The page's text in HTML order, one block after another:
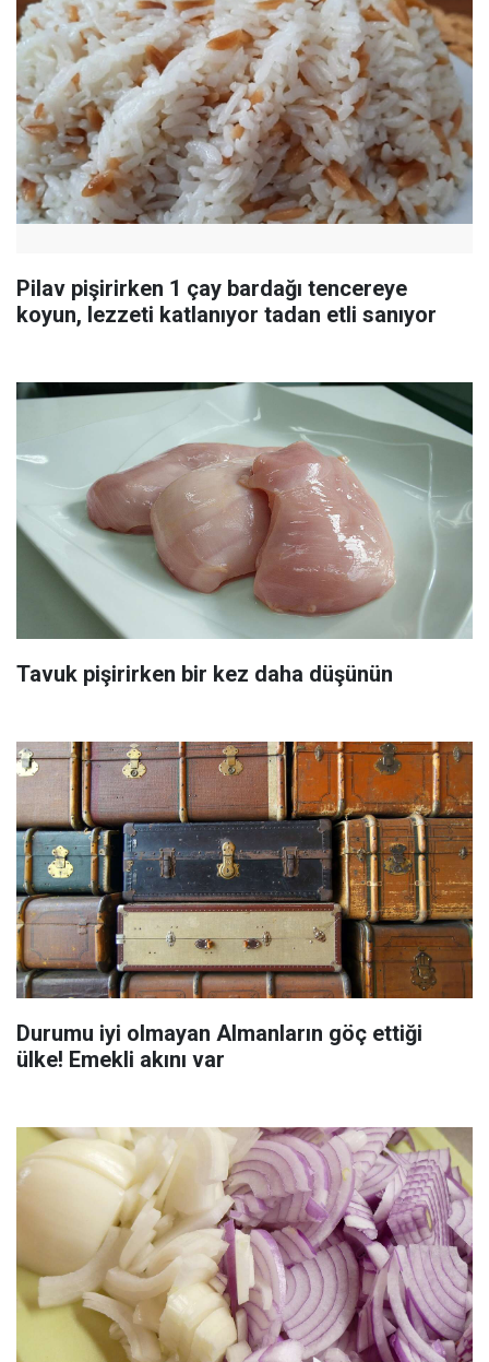
Pilav pişirirken 1 çay bardağı tencereye
koyun, lezzeti katlanıyor tadan etli sanıyor
Tavuk pişirirken bir kez daha düşünün
Durumu iyi olmayan Almanların göç ettiği
ülke! Emekli akını var